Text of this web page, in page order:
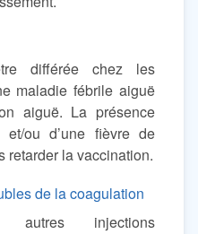
différée chez les
maladie fébrile aiguë
aiguë. La présence
et/ou d’une fièvre de
retarder la vaccination.
de la coagulation
injections